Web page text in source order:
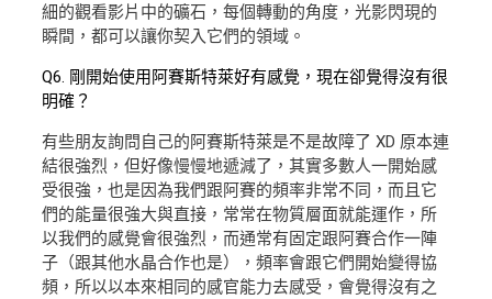
細的觀看影片中的礦石，每個轉動的角度，光影閃現的
瞬間，都可以讓你契入它們的領域。
Q6. 剛開始使用阿賽斯特萊好有感覺，現在卻覺得沒有很
明確？
有些朋友詢問自己的阿賽斯特萊是不是故障了 XD 原本連
結很強烈，但好像慢慢地遞減了，其實多數人一開始感
受很強，也是因為我們跟阿賽的頻率非常不同，而且它
們的能量很強大與直接，常常在物質層面就能運作，所
以我們的感覺會很強烈，而通常有固定跟阿賽合作一陣
子（跟其他水晶合作也是），頻率會跟它們開始變得協
頻，所以以本來相同的感官能力去感受，會覺得沒有之